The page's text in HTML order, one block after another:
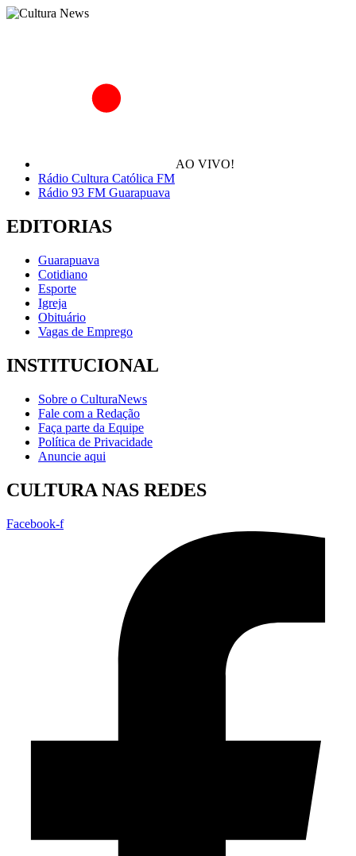
AO VIVO!
Rádio Cultura Católica FM
Rádio 93 FM Guarapuava
EDITORIAS
Guarapuava
Cotidiano
Esporte
Igreja
Obituário
Vagas de Emprego
INSTITUCIONAL
Sobre o CulturaNews
Fale com a Redação
Faça parte da Equipe
Política de Privacidade
Anuncie aqui
CULTURA NAS REDES
Facebook-f